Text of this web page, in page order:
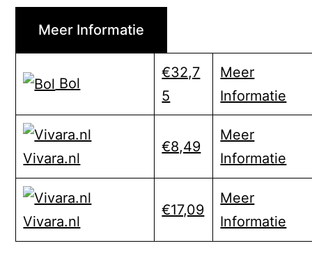
Meer Informatie
Bol
€32,7
5
Meer
Informatie
Vivara.nl
€8,49
Meer
Informatie
Vivara.nl
€17,09
Meer
Informatie